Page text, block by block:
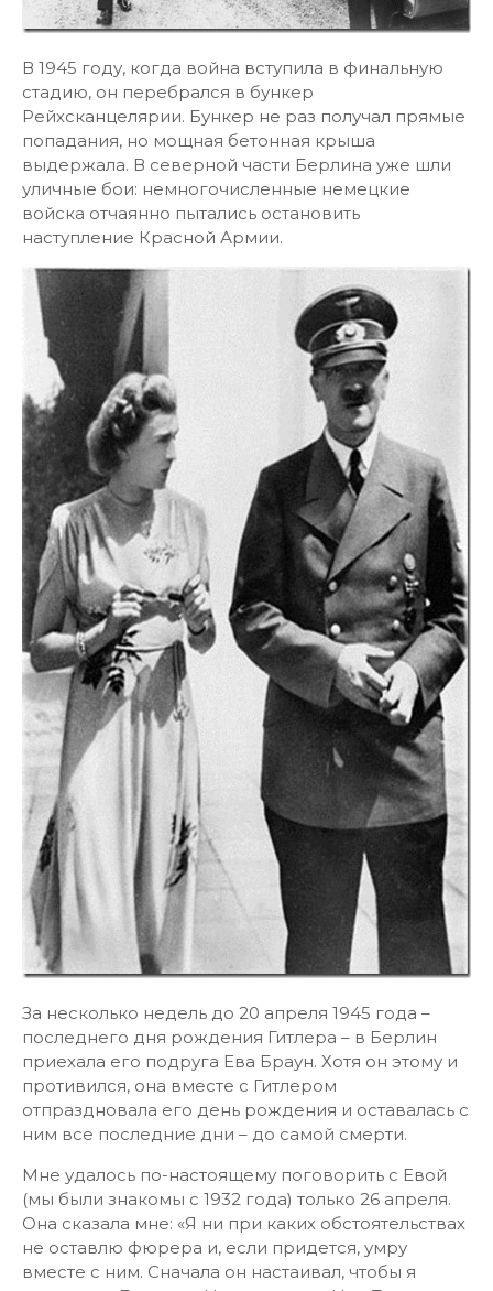
В 1945 году, когда война вступила в финальную
стадию, он перебрался в бункер
Рейхсканцелярии. Бункер не раз получал прямые
попадания, но мощная бетонная крыша
выдержала. В северной части Берлина уже шли
уличные бои: немногочисленные немецкие
войска отчаянно пытались остановить
наступление Красной Армии.
За несколько недель до 20 апреля 1945 года –
последнего дня рождения Гитлера – в Берлин
приехала его подруга Ева Браун. Хотя он этому и
противился, она вместе с Гитлером
отпраздновала его день рождения и оставалась с
ним все последние дни – до самой смерти.
Мне удалось по-настоящему поговорить с Евой
(мы были знакомы с 1932 года) только 26 апреля.
Она сказала мне: «Я ни при каких обстоятельствах
не оставлю фюрера и, если придется, умру
вместе с ним. Сначала он настаивал, чтобы я